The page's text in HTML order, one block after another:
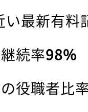
い最新有料
続率98%
役職者比